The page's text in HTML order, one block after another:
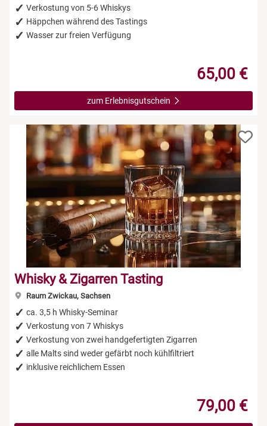
Verkostung von 5-6 Whiskys
Häppchen während des Tastings
Wasser zur freien Verfügung
65,00 €
zum Erlebnisgutschein
Whisky & Zigarren Tasting
Raum Zwickau, Sachsen
ca. 3,5 h Whisky-Seminar
Verkostung von 7 Whiskys
Verkostung von zwei handgefertigten Zigarren
alle Malts sind weder gefärbt noch kühlfiltriert
inklusive reichlichem Essen
79,00 €